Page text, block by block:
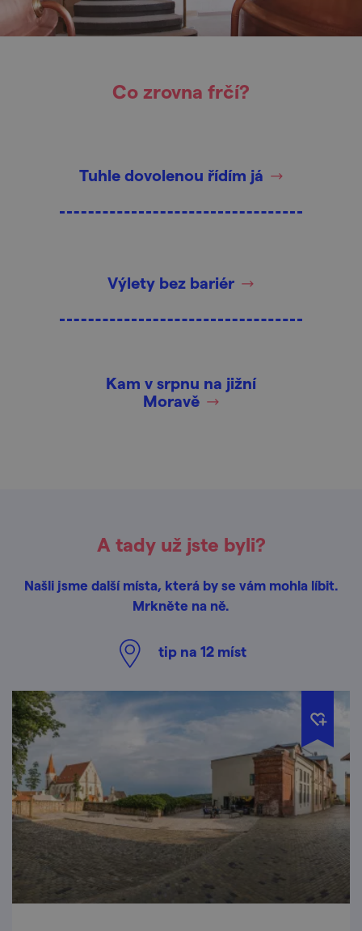
Co zrovna frčí?
Tuhle dovolenou řídím já
Výlety bez bariér
Kam v srpnu na jižní
Moravě
A tady už jste byli?
Našli jsme další místa, která by se vám mohla líbit.
Mrkněte na ně.
tip na 12 míst